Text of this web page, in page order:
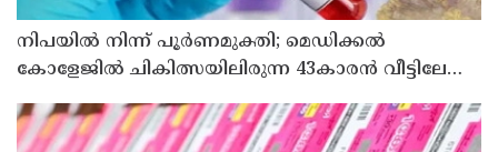
നിപയിൽ നിന്ന് പൂർണമുക്തി; മെഡിക്കൽ
കോളേജിൽ ചികിത്സയിലിരുന്ന 43കാരൻ വീട്ടിലേക്ക്
മടങ്ങി